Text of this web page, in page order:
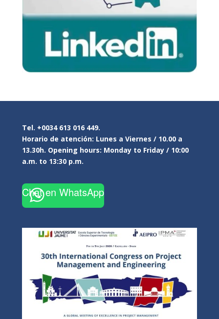
Tel. +0034 613 016 449.
Horario de atención: Lunes a Viernes / 10.00 a
13.30h. Opening hours: Monday to Friday / 10:00
a.m. to 13:30 p.m.
Chat en WhatsApp